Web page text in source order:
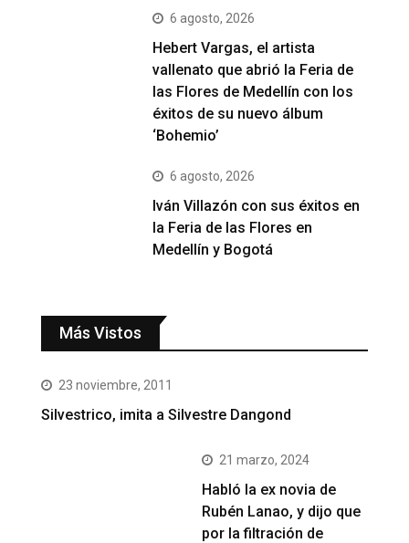
6 agosto, 2026
Hebert Vargas, el artista
vallenato que abrió la Feria de
las Flores de Medellín con los
éxitos de su nuevo álbum
‘Bohemio’
6 agosto, 2026
Iván Villazón con sus éxitos en
la Feria de las Flores en
Medellín y Bogotá
Más Vistos
23 noviembre, 2011
Silvestrico, imita a Silvestre Dangond
21 marzo, 2024
Habló la ex novia de
Rubén Lanao, y dijo que
por la filtración de